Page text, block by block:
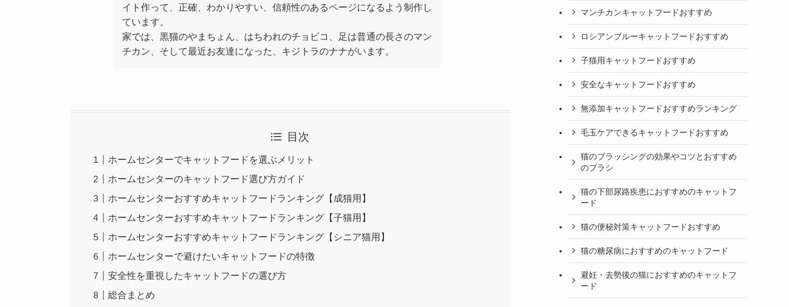
イト作って、正確、わかりやすい、信頼性のあるページになるよう制作し
ています。
家では、黒猫のやまちょん、はちわれのチョビコ、足は普通の長さのマン
チカン、そして最近お友達になった、キジトラのナナがいます。
目次
ホームセンターでキャットフードを選ぶメリット
ホームセンターのキャットフード選び方ガイド
ホームセンターおすすめキャットフードランキング【成猫用】
ホームセンターおすすめキャットフードランキング【子猫用】
ホームセンターおすすめキャットフードランキング【シニア猫用】
ホームセンターで避けたいキャットフードの特徴
安全性を重視したキャットフードの選び方
総合まとめ
マンチカンキャットフードおすすめ
ロシアンブルーキャットフードおすすめ
子猫用キャットフードおすすめ
安全なキャットフードおすすめ
無添加キャットフードおすすめランキング
毛玉ケアできるキャットフードおすすめ
猫のブラッシングの効果やコツとおすすめ
のブラシ
猫の下部尿路疾患におすすめのキャットフ
ード
猫の便秘対策キャットフードおすすめ
猫の糖尿病におすすめのキャットフード
避妊・去勢後の猫におすすめのキャットフ
ード